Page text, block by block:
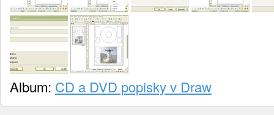
Album: CD a DVD popisky v Draw